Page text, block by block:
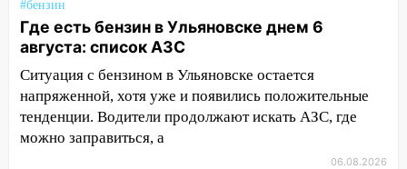
11:12
Соцсети: на Рябикова автомобиль
врезался в забор
10:27 Где есть бензин в Ульяновске
днем 6 августа: список АЗС
10:16 Внимание! В Ульяновской области
объявлена ракетная опасность
#бензин
Где есть бензин в Ульяновске днем 6
августа: список АЗС
Ситуация с бензином в Ульяновске остается
напряженной, хотя уже и появились положительные
тенденции. Водители продолжают искать АЗС, где
можно заправиться, а
06.08.2026